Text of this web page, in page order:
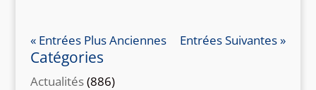
« Entrées Plus Anciennes Entrées Suivantes »
Catégories
Actualités(886)